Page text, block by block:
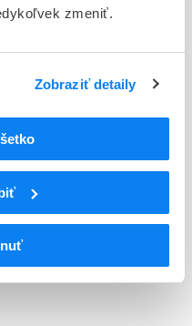
zmeniť.
Zobraziť detaily